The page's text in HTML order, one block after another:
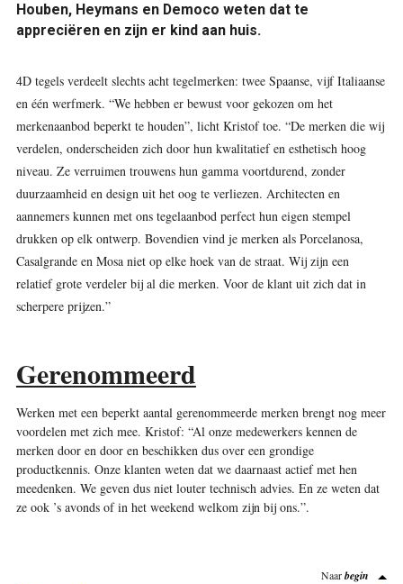
Houben, Heymans en Democo weten dat te
appreciëren en zijn er kind aan huis.
4D tegels verdeelt slechts acht tegelmerken: twee Spaanse, vijf Italiaanse
en één werfmerk. “We hebben er bewust voor gekozen om het
merkenaanbod beperkt te houden”, licht Kristof toe. “De merken die wij
verdelen, onderscheiden zich door hun kwalitatief en esthetisch hoog
niveau. Ze verruimen trouwens hun gamma voortdurend, zonder
duurzaamheid en design uit het oog te verliezen. Architecten en
aannemers kunnen met ons tegelaanbod perfect hun eigen stempel
drukken op elk ontwerp. Bovendien vind je merken als Porcelanosa,
Casalgrande en Mosa niet op elke hoek van de straat. Wij zijn een
relatief grote verdeler bij al die merken. Voor de klant uit zich dat in
scherpere prijzen.”
Gerenommeerd
Werken met een beperkt aantal gerenommeerde merken brengt nog meer
voordelen met zich mee. Kristof: “Al onze medewerkers kennen de
merken door en door en beschikken dus over een grondige
productkennis. Onze klanten weten dat we daarnaast actief met hen
meedenken. We geven dus niet louter technisch advies. En ze weten dat
ze ook ’s avonds of in het weekend welkom zijn bij ons.”.
Naarbegin